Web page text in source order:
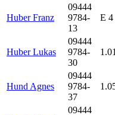
Huber Franz
09444
9784-
13
E 4
Huber Lukas
09444
9784-
30
1.01
Hund Agnes
09444
9784-
37
09444